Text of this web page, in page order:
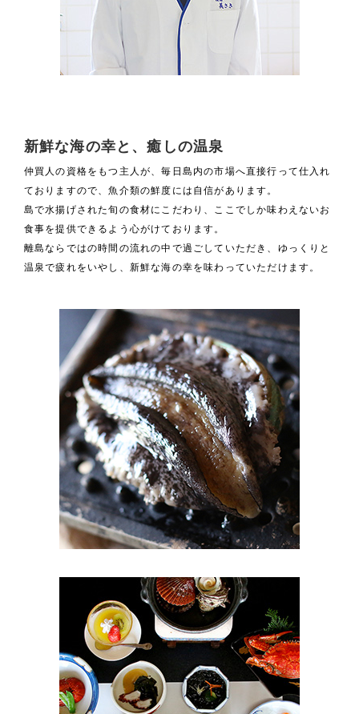
新鮮な海の幸と、癒しの温泉
仲買人の資格をもつ主人が、毎日島内の市場へ直接行って仕入れ
ておりますので、魚介類の鮮度には自信があります。
島で水揚げされた旬の食材にこだわり、ここでしか味わえないお
食事を提供できるよう心がけております。
離島ならではの時間の流れの中で過ごしていただき、ゆっくりと
温泉で疲れをいやし、新鮮な海の幸を味わっていただけます。